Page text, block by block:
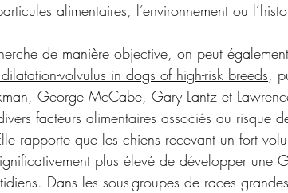
alimentaires, l’environnement ou
de manière objective, on peut
volvulus in dogs of high-risk breeds,
George McCabe, Gary Lantz et
facteurs alimentaires associés au risque
rapporte que les chiens recevant un fort
plus élevé de développer une
Dans les sous-groupes de races